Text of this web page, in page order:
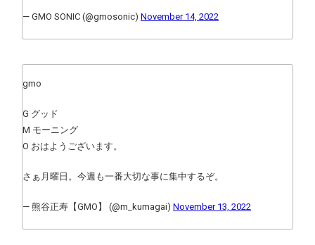
— GMO SONIC (@gmosonic) November 14, 2022
gmo
G グッド
M モーニング
O おはようございます。
さぁ月曜日。今週も一番大切な事に集中するぞ。
— 熊谷正寿【GMO】 (@m_kumagai) November 13, 2022